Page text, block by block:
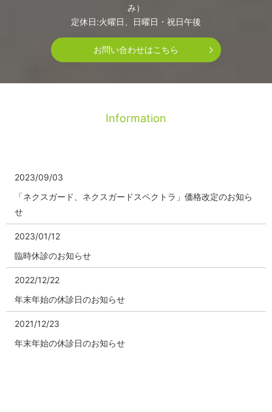
み）
定休日:火曜日、日曜日・祝日午後
お問い合わせはこちら
Information
2023/09/03
「ネクスガード、ネクスガードスペクトラ」価格改定のお知ら
せ
2023/01/12
臨時休診のお知らせ
2022/12/22
年末年始の休診日のお知らせ
2021/12/23
年末年始の休診日のお知らせ